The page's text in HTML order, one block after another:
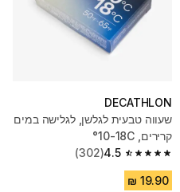
DECATHLON
שעווה טבעית לגלשן, לגלישה במים
קרירים, 10-18C°
4.5
4.5 out of 5 stars from 302 reviews
(302)